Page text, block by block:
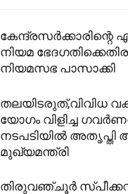
നിയമ
നിയമസഭ പാസാക്കി
തലയിടരുത്,വിവിധ
യോഗം വിളിച്ച
നടപടിയിൽ അതൃപ്തി
മുഖ്യമന്ത്രി
തിരുവഞ്ചൂര്‍